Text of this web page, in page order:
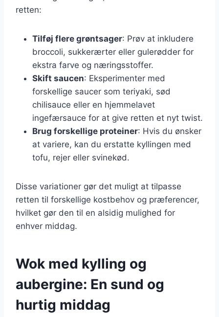
retten:
Tilføj flere grøntsager: Prøv at inkludere
broccoli, sukkerærter eller gulerødder for
ekstra farve og næringsstoffer.
Skift saucen: Eksperimenter med
forskellige saucer som teriyaki, sød
chilisauce eller en hjemmelavet
ingefærsauce for at give retten et nyt twist.
Brug forskellige proteiner: Hvis du ønsker
at variere, kan du erstatte kyllingen med
tofu, rejer eller svinekød.
Disse variationer gør det muligt at tilpasse
retten til forskellige kostbehov og præferencer,
hvilket gør den til en alsidig mulighed for
enhver middag.
Wok med kylling og
aubergine: En sund og
hurtig middag